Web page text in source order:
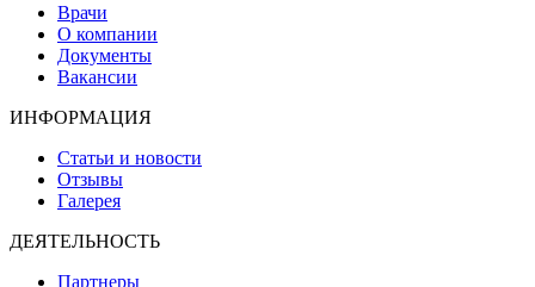
Врачи
О компании
Документы
Вакансии
ИНФОРМАЦИЯ
Статьи и новости
Отзывы
Галерея
ДЕЯТЕЛЬНОСТЬ
Партнеры